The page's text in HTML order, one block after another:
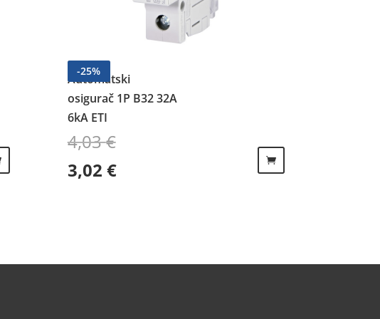
-25%
Automatski
osigurač 1P B32 32A
6kA ETI
4,03€
Izvorna cijena bila je: 4,03 €.
3,02 €Trenutna cijena je: 3,02 €.